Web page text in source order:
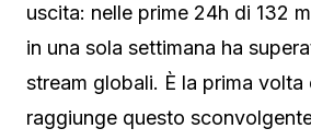
uscita: nelle prime 24h di 132
in una sola settimana ha
stream globali. È la prima volta
raggiunge questo